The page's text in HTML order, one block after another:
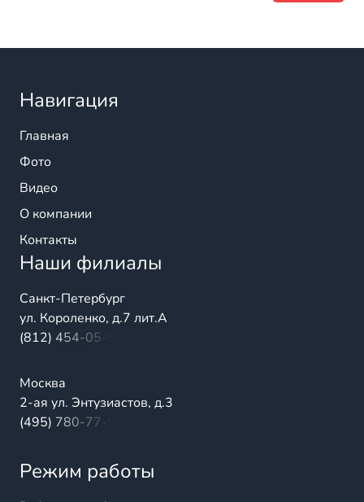
Навигация
Главная
Фото
Видео
О компании
Контакты
Наши филиалы
Санкт-Петербург
ул. Короленко, д.7 лит.А
(812) 454-05-54
Москва
2-ая ул. Энтузиастов, д.3
(495) 780-77-98
Режим работы